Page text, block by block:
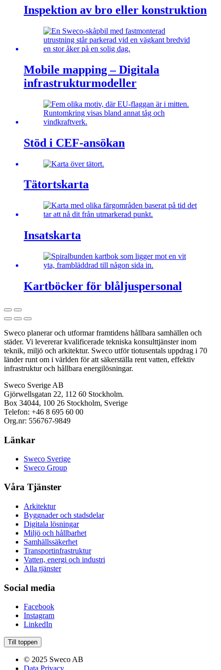
Inspektion av bro eller konstruktion
Mobile mapping – Digitala
infrastrukturmodeller
Stöd i CEF-ansökan
Tätortskarta
Insatskarta
Kartböcker för blåljuspersonal
Sweco planerar och utformar framtidens hållbara samhällen och
städer. Vi levererar kvalificerade tekniska konsulttjänster inom
teknik, miljö och arkitektur. Sweco utför tiotusentals uppdrag i 70
länder runt om i världen för att säkerställa rent vatten, effektiv
infrastruktur och hållbara energilösningar.
Sweco Sverige AB
Gjörwellsgatan 22, 112 60 Stockholm.
Box 34044, 100 26 Stockholm, Sverige
Telefon: +46 8 695 60 00
Org.nr: 556767-9849
Länkar
Sweco Sverige
Sweco Group
Våra Tjänster
Arkitektur
Byggnader och stadsdelar
Digitala lösningar
Miljö och hållbarhet
Samhällssäkerhet
Transportinfrastruktur
Vatten, energi och industri
Alla tjänster
Social media
Facebook
Instagram
LinkedIn
Till toppen
© 2025 Sweco AB